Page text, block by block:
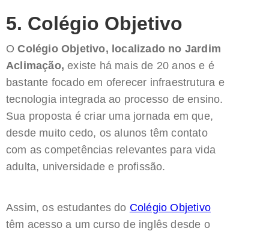
5. Colégio Objetivo
OColégio Objetivo, localizado no Jardim
Aclimação, existe há mais de 20 anos e é
bastante focado em oferecer infraestrutura e
tecnologia integrada ao processo de ensino.
Sua proposta é criar uma jornada em que,
desde muito cedo, os alunos têm contato
com as competências relevantes para vida
adulta, universidade e profissão.
Assim, os estudantes do Colégio Objetivo
têm acesso a um curso de inglês desde o